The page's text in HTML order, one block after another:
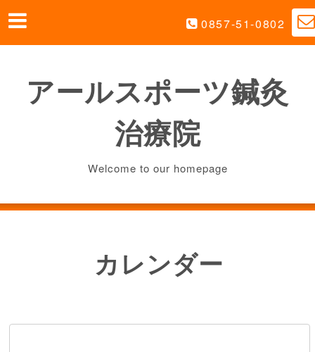
0857-51-0802
アールスポーツ鍼灸
治療院
Welcome to our homepage
カレンダー